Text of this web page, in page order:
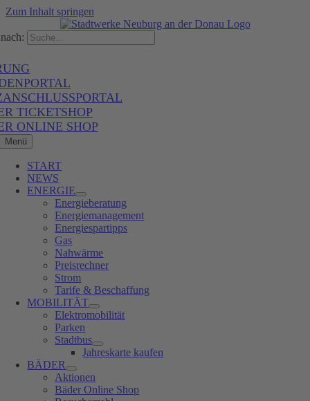
Zum Inhalt springen
TICKETSHOP
ONLINE SHOP
Menü
START
NEWS
ENERGIE
Energieberatung
Energiemanagement
Energiespartipps
Gas
Nahwärme
Preisrechner
Strom
Tarife & Beschaffung
MOBILITÄT
Elektromobilität
Parken
Stadtbus
Jahreskarte kaufen
BÄDER
Aktionen
Bäder Online Shop